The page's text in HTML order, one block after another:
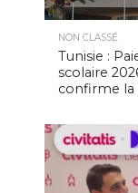
NON CLASSÉ
Tunisie :
scolaire
confirme la